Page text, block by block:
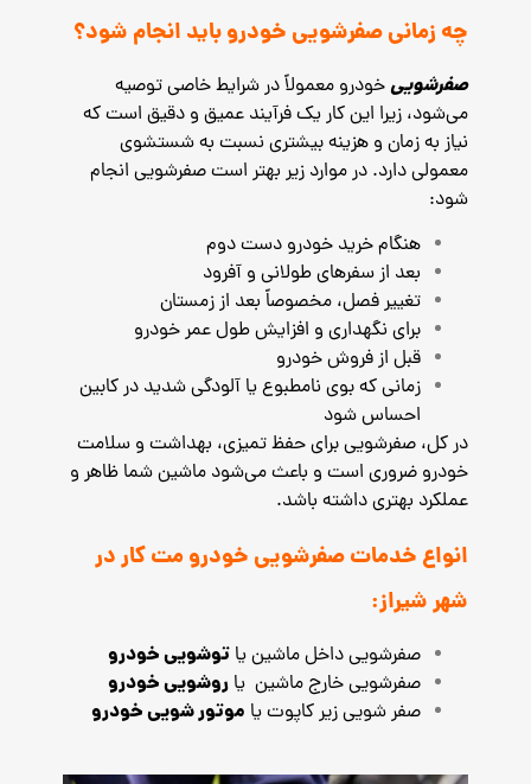
چه زمانی صفرشویی خودرو باید انجام شود؟
صفرشوییخودرو معمولاً در شرایط خاصی توصیه
می‌شود، زیرا این کار یک فرآیند عمیق و دقیق است که
نیاز به زمان و هزینه بیشتری نسبت به شستشوی
معمولی دارد. در موارد زیر بهتر است صفرشویی انجام
شود:
هنگام خرید خودرو دست دوم
بعد از سفرهای طولانی و آفرود
تغییر فصل، مخصوصاً بعد از زمستان
برای نگهداری و افزایش طول عمر خودرو
قبل از فروش خودرو
زمانی که بوی نامطبوع یا آلودگی شدید در کابین
احساس شود
در کل، صفرشویی برای حفظ تمیزی، بهداشت و سلامت
خودرو ضروری است و باعث می‌شود ماشین شما ظاهر و
عملکرد بهتری داشته باشد.
انواع خدمات صفرشویی خودرو مت کار در
شهر شیراز:
صفرشویی داخل ماشین یا توشویی خودرو
صفرشویی خارج ماشین یا روشویی خودرو
صفر شویی زیر کاپوت یا موتور شویی خودرو